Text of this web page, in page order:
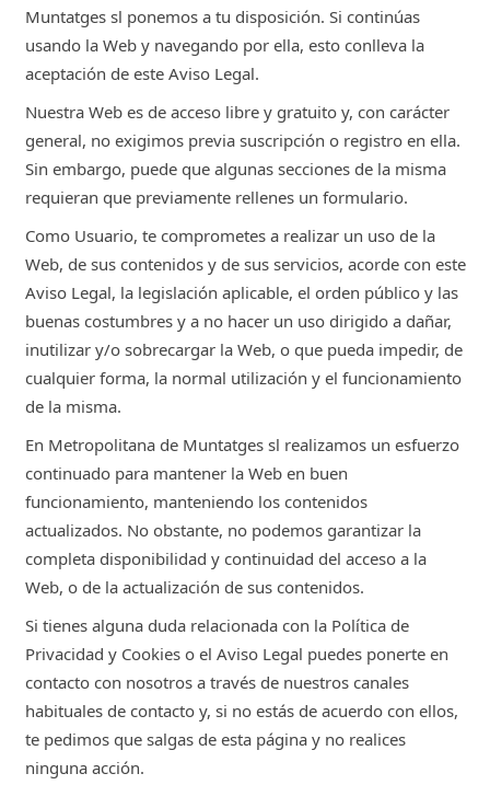
Muntatges sl ponemos a tu disposición. Si continúas
usando la Web y navegando por ella, esto conlleva la
aceptación de este Aviso Legal.
Nuestra Web es de acceso libre y gratuito y, con carácter
general, no exigimos previa suscripción o registro en ella.
Sin embargo, puede que algunas secciones de la misma
requieran que previamente rellenes un formulario.
Como Usuario, te comprometes a realizar un uso de la
Web, de sus contenidos y de sus servicios, acorde con este
Aviso Legal, la legislación aplicable, el orden público y las
buenas costumbres y a no hacer un uso dirigido a dañar,
inutilizar y/o sobrecargar la Web, o que pueda impedir, de
cualquier forma, la normal utilización y el funcionamiento
de la misma.
En Metropolitana de Muntatges sl realizamos un esfuerzo
continuado para mantener la Web en buen
funcionamiento, manteniendo los contenidos
actualizados. No obstante, no podemos garantizar la
completa disponibilidad y continuidad del acceso a la
Web, o de la actualización de sus contenidos.
Si tienes alguna duda relacionada con la Política de
Privacidad y Cookies o el Aviso Legal puedes ponerte en
contacto con nosotros a través de nuestros canales
habituales de contacto y, si no estás de acuerdo con ellos,
te pedimos que salgas de esta página y no realices
ninguna acción.